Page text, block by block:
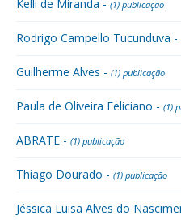
Kelli de Miranda - (1) publicação
Rodrigo Campello Tucunduva -
Guilherme Alves - (1) publicação
Paula de Oliveira Feliciano - (1)
ABRATE - (1) publicação
Thiago Dourado - (1) publicação
Jéssica Luisa Alves do